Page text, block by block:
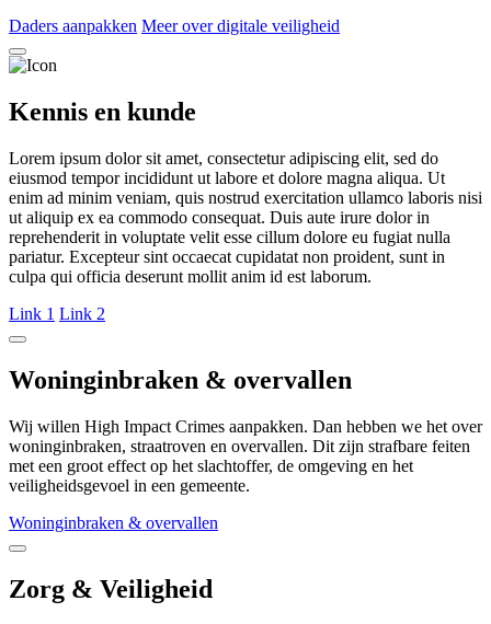
Daders aanpakken Meer over digitale veiligheid
Kennis en kunde
Lorem ipsum dolor sit amet, consectetur adipiscing elit, sed do
eiusmod tempor incididunt ut labore et dolore magna aliqua. Ut
enim ad minim veniam, quis nostrud exercitation ullamco laboris nisi
ut aliquip ex ea commodo consequat. Duis aute irure dolor in
reprehenderit in voluptate velit esse cillum dolore eu fugiat nulla
pariatur. Excepteur sint occaecat cupidatat non proident, sunt in
culpa qui officia deserunt mollit anim id est laborum.
Link 1 Link 2
Woninginbraken & overvallen
Wij willen High Impact Crimes aanpakken. Dan hebben we het over
woninginbraken, straatroven en overvallen. Dit zijn strafbare feiten
met een groot effect op het slachtoffer, de omgeving en het
veiligheidsgevoel in een gemeente.
Woninginbraken & overvallen
Zorg & Veiligheid